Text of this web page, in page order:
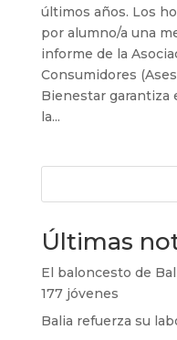
últimos años. Los
por alumno/a una
informe de la
Consumidores
Bienestar garantiza
la...
Últimas
El baloncesto de
177 jóvenes
Balia refuerza su